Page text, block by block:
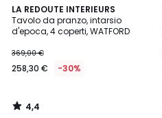
LA REDOUTE INTERIEURS
Tavolo da pranzo, intarsio
d'epoca, 4 coperti, WATFORD
369,00 €
258,30 € -30%
4,4
/ 5
4,4
/